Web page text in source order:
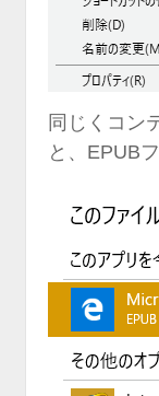
同じくコン
と、EPUB